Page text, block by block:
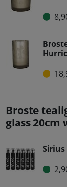
Broste
glass
Sirius